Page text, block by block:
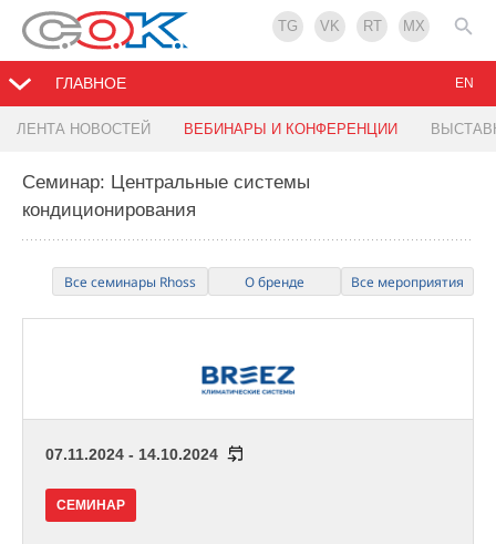
TG VK RT MX
ГЛАВНОЕ
ЛЕНТА НОВОСТЕЙ ВЕБИНАРЫ И КОНФЕРЕНЦИИ
EN
Семинар: Центральные системы
кондиционирования
Все семинары Rhoss О бренде Все мероприятия
07.11.2024 - 14.10.2024
СЕМИНАР